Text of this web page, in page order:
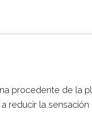
procedente de la
reducir la sensación